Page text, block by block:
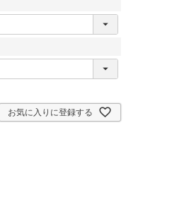
お気に入りに登録する